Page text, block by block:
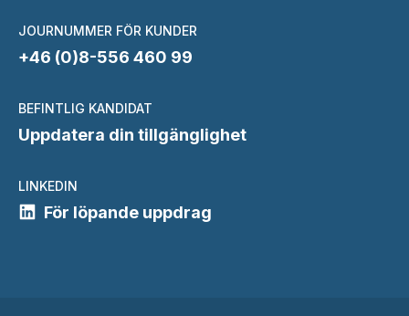
JOURNUMMER FÖR KUNDER
+46 (0)8-556 460 99
BEFINTLIG KANDIDAT
Uppdatera din tillgänglighet
LINKEDIN
För löpande uppdrag